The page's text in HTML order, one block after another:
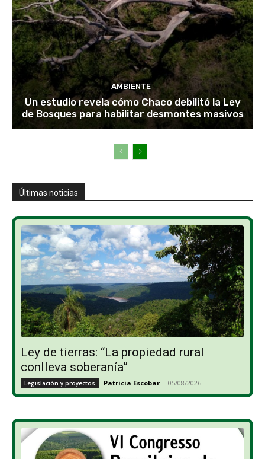
AMBIENTE
Un estudio revela cómo Chaco debilitó la Ley
de Bosques para habilitar desmontes masivos
Últimas noticias
Ley de tierras: “La propiedad rural
conlleva soberanía”
Legislación y proyectos Patricia Escobar - 05/08/2026